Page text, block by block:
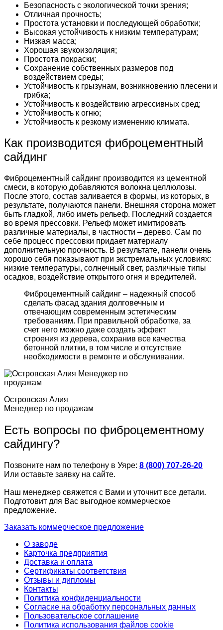
Безопасность с экологической точки зрения;
Отличная прочность;
Простота установки и последующей обработки;
Высокая устойчивость к низким температурам;
Низкая масса;
Хорошая звукоизоляция;
Простота покраски;
Сохранение собственных размеров под
воздействием среды;
Устойчивость к грызунам, возникновению плесени и
грибка;
Устойчивость к воздействию агрессивных сред;
Устойчивость к огню;
Устойчивость к резкому изменению климата.
Как производится фиброцементный
сайдинг
Фиброцементный сайдинг производится из цементной
смеси, в которую добавляются волокна целлюлозы.
После этого, состав заливается в формы, из которых, в
результате, получаются панели. Внешняя сторона может
быть гладкой, либо иметь рельеф. Последний создается
во время прессовки. Рельеф может имитировать
различные материалы, в частности – дерево. Сам по
себе процесс прессовки придает материалу
дополнительную прочность. В результате, панели очень
хорошо себя показывают при экстремальных условиях:
низкие температуры, солнечный свет, различные типы
осадков, воздействие открытого огня и вредителей.
Фиброцементный сайдинг – надежный способ
сделать фасад здания долговечным и
отвечающим современным эстетическим
требованиям. При правильной обработке, за
счет него можно даже создать эффект
строения из дерева, сохранив все качества
бетонной плитки, в том числе и отсутствие
необходимости в ремонте и обслуживании.
Островская Алия
Менеджер по продажам
Есть вопросы по фиброцементному
сайдингу?
Позвоните нам по телефону в Уяре: 8 (800) 707-26-20
Или оставьте заявку на сайте.
Наш менеджер свяжется с Вами и уточнит все детали.
Подготовит для Вас выгодное коммерческое
предложение.
Заказать коммерческое предложение
О заводе
Карточка предприятия
Доставка и оплата
Сертификаты соответствия
Отзывы и дипломы
Контакты
Политика конфиденциальности
Согласие на обработку персональных данных
Пользовательское соглашение
Политика использования файлов cookie